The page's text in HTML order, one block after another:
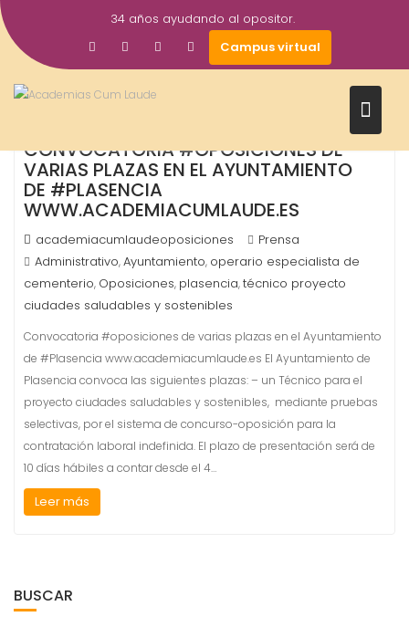
Saltar
al
contenido
34 años ayudando al opositor.
Campus virtual
Abr
2017
CONVOCATORIA #OPOSICIONES DE
VARIAS PLAZAS EN EL AYUNTAMIENTO
DE #PLASENCIA
WWW.ACADEMIACUMLAUDE.ES
academiacumlaudeoposiciones
Prensa
Administrativo,Ayuntamiento, operario especialista de
cementerio, Oposiciones, plasencia,técnico proyecto
ciudades saludables y sostenibles
Convocatoria #oposiciones de varias plazas en el Ayuntamiento
de #Plasencia www.academiacumlaude.es El Ayuntamiento de
Plasencia convoca las siguientes plazas: – un Técnico para el
proyecto ciudades saludables y sostenibles, mediante pruebas
selectivas, por el sistema de concurso-oposición para la
contratación laboral indefinida. El plazo de presentación será de
10 días hábiles a contar desde el 4…
Leer más
BUSCAR